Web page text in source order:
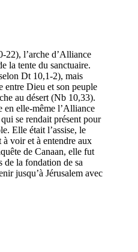
22), l’arche d’Alliance
la tente du sanctuaire.
Dt 10,1-2), mais
entre Dieu et son peuple
au désert (Nb 10,33).
en elle-même l’Alliance
se rendait présent pour
Elle était l’assise, le
voir et à entendre aux
de Canaan, elle fut
de la fondation de sa
jusqu’à Jérusalem avec